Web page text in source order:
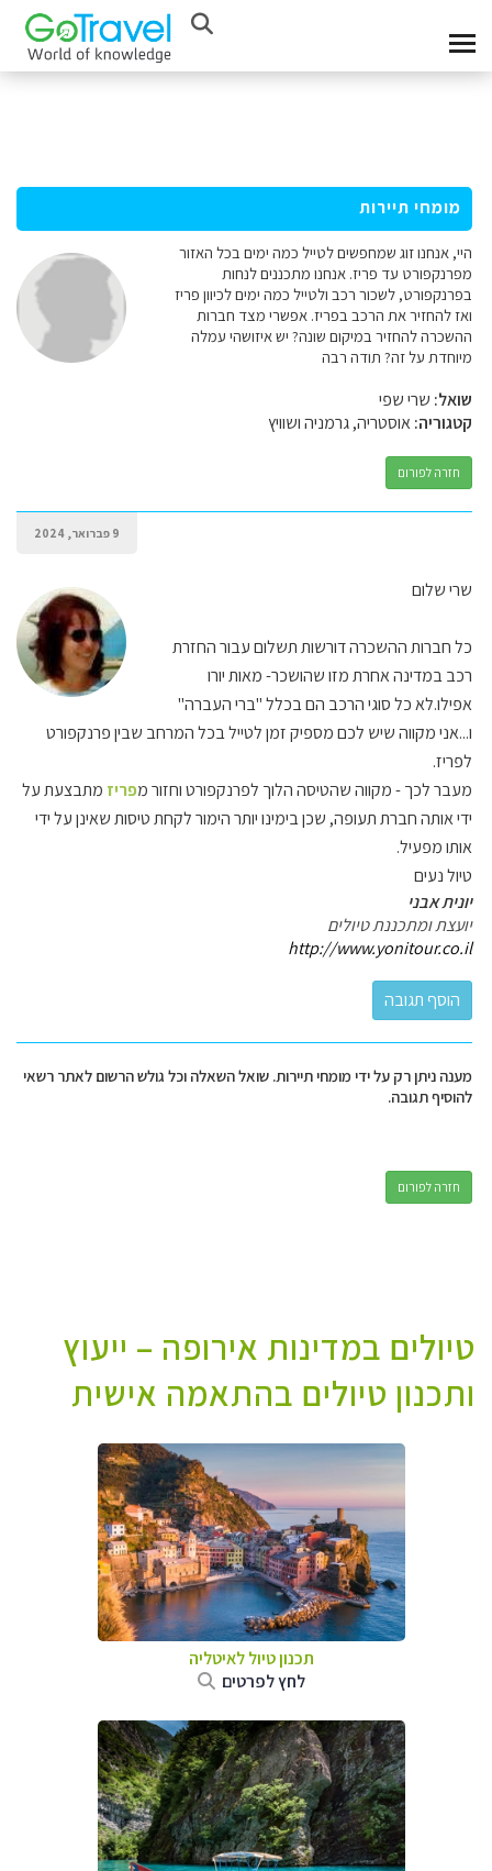
מומחי תיירות
היי, אנחנו זוג שמחפשים לטייל כמה ימים בכל האזור
מפרנקפורט עד פריז. אנחנו מתכננים לנחות
בפרנקפורט, לשכור רכב ולטייל כמה ימים לכיוון פריז
ואז להחזיר את הרכב בפריז. אפשרי מצד חברות
ההשכרה להחזיר במיקום שונה? יש איזושהי עמלה
מיוחדת על זה? תודה רבה
שואל: שרי שפי
קטגוריה:אוסטריה, גרמניה ושוויץ
חזרה לפורום
9 פברואר, 2024
שרי שלום
כל חברות ההשכרה דורשות תשלום עבור החזרת
רכב במדינה אחרת מזו שהושכר- מאות יורו
אפילו.לא כל סוגי הרכב הם בכלל "ברי העברה"
ו...אני מקווה שיש לכם מספיק זמן לטייל בכל המרחב שבין פרנקפורט
לפריז.
מעבר לכך - מקווה שהטיסה הלוך לפרנקפורט וחזור מפריז מתבצעת על
ידי אותה חברת תעופה, שכן בימינו יותר הימור לקחת טיסות שאינן על ידי
אותו מפעיל.
טיול נעים
יונית אבני
יועצת ומתכננת טיולים
http://www.yonitour.co.il
מענה ניתן רק על ידי מומחי תיירות. שואל השאלה וכל גולש הרשום לאתר רשאי
להוסיף תגובה.
חזרה לפורום
טיולים במדינות אירופה – ייעוץ
ותכנון טיולים בהתאמה אישית
תכנון טיול לאיטליה
לחץ לפרטים